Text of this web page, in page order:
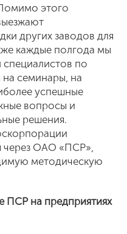
этого
других заводов для
каждые полгода мы
по
семинары, на
успешные
вопросы и
решения.
через ОАО «ПСР»,
методическую
ПСР на предприятиях